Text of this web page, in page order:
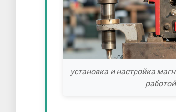
установка и настройка
работой